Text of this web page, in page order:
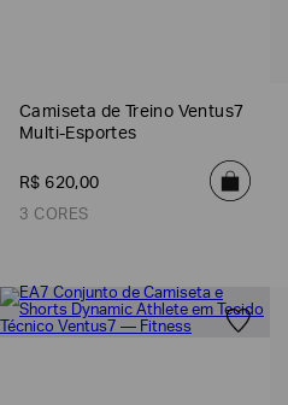
Camiseta de Treino Ventus7
Multi-Esportes
R$ 620,00
3 CORES